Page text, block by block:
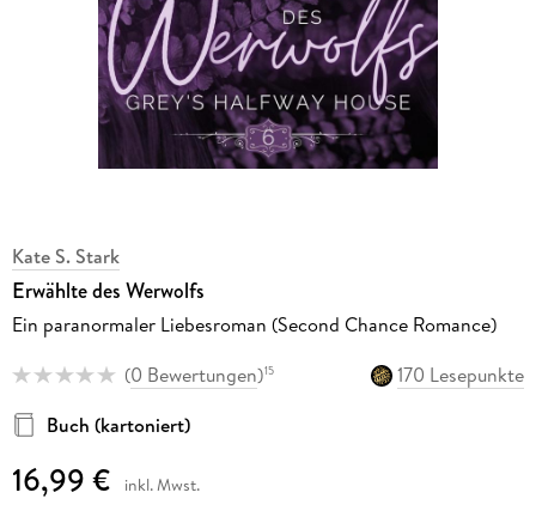
Kate S. Stark
Erwählte des Werwolfs
Ein paranormaler Liebesroman (Second Chance Romance)
(0 Bewertungen)15
170 Lesepunkte
Buch (kartoniert)
16,99 € inkl. Mwst.